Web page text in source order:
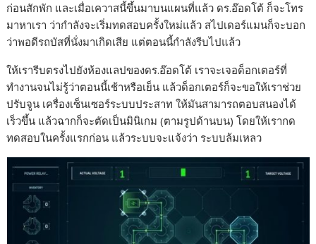
ก่อนสักพัก และเมื่อเควาสนี้ขึ้นมาบนแผนที่แล้ว ดร.อ๊อดโต้ ก็จะโทร
มาหาเรา ว่ากำลังจะเริ่มทดสอบครั้งใหม่แล้ว สไปเดอร์แมนก็จะบอก
ว่าพอดีรถบัสที่นั่งมาเกิดเสีย แต่ตอนนี้กำลังรีบไปแล้ว
ให้เรารีบตรงไปยังห้องแลปของดร.อ๊อดโต้ เราจะเจอด็อกเตอร์ที่
ทำงานจนไม่รู้ว่าตอนนี้เช้าหรือเย็น แล้วด็อกเตอร์ก็จะขอให้เราช่วย
ปรับจูน เครื่องเซ็นเซอร์ระบบประสาท ให้มันสามารถตอบสนองได้
เร็วขึ้น แล้วฉากก็จะตัดเป็นมินิเกม (ตามรูปด้านบน) โดยให้เรากด
ทดสอบในครั้งแรกก่อน แล้วระบบจะแจ้งว่า ระบบล้มเหลว